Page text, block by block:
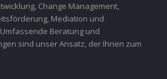
Change Management,
Mediation und
Beratung und
sind unser Ansatz, der Ihnen zum